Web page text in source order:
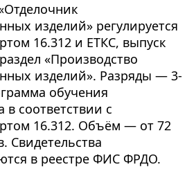
изделий» регулируется
16.312 и ЕТКС, выпуск
«Производство
изделий». Разряды — 3-
обучения
в соответствии с
16.312. Объём — от 72
Свидетельства
в реестре ФИС ФРДО.